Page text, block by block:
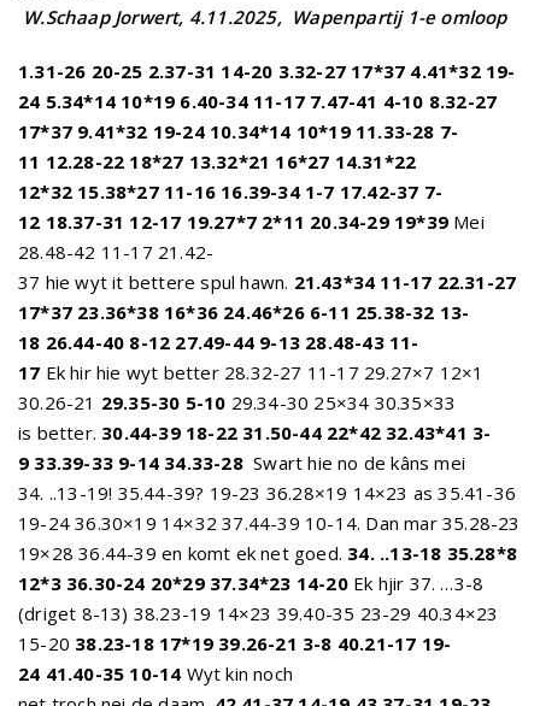
W.Schaap Jorwert, 4.11.2025, Wapenpartij 1-e omloop
1.31-26 20-25 2.37-31 14-20 3.32-27 17*37 4.41*32 19-
24 5.34*14 10*19 6.40-34 11-17 7.47-41 4-10 8.32-27
17*37 9.41*32 19-24 10.34*14 10*19 11.33-28 7-
11 12.28-22 18*27 13.32*21 16*27 14.31*22
12*32 15.38*27 11-16 16.39-34 1-7 17.42-37 7-
12 18.37-31 12-17 19.27*7 2*11 20.34-29 19*39 Mei
28.48-42 11-17 21.42-
37 hie wyt it bettere spul hawn. 21.43*34 11-17 22.31-27
17*37 23.36*38 16*36 24.46*26 6-11 25.38-32 13-
18 26.44-40 8-12 27.49-44 9-13 28.48-43 11-
17 Ek hir hie wyt better 28.32-27 11-17 29.27×7 12×1
30.26-21 29.35-30 5-10 29.34-30 25×34 30.35×33
is better. 30.44-39 18-22 31.50-44 22*42 32.43*41 3-
9 33.39-33 9-14 34.33-28 Swart hie no de kâns mei
34. ..13-19! 35.44-39? 19-23 36.28×19 14×23 as 35.41-36
19-24 36.30×19 14×32 37.44-39 10-14. Dan mar 35.28-23
19×28 36.44-39 en komt ek net goed. 34. ..13-18 35.28*8
12*3 36.30-24 20*29 37.34*23 14-20 Ek hjir 37. …3-8
(driget 8-13) 38.23-19 14×23 39.40-35 23-29 40.34×23
15-20 38.23-18 17*19 39.26-21 3-8 40.21-17 19-
24 41.40-35 10-14 Wyt kin noch